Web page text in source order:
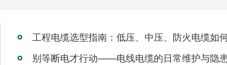
工程电缆选型指南：低压、中压、防火电缆如
别等断电才行动——电线电缆的日常维护与隐